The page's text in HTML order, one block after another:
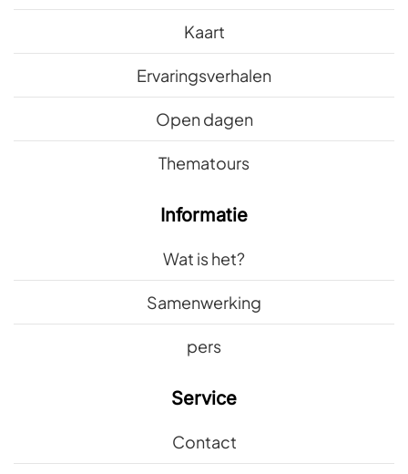
Kaart
Ervaringsverhalen
Open dagen
Thematours
Informatie
Wat is het?
Samenwerking
pers
Service
Contact